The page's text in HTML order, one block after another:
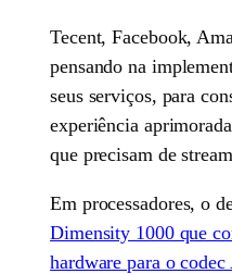
Tecent, Facebook,
pensando na
seus serviços, para
experiência
que precisam de
Em processadores, o
Dimensity 1000 que
hardware para o codec